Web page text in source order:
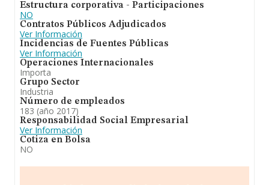
Estructura corporativa - Participaciones
NO
Contratos Públicos Adjudicados
Ver Información
Incidencias de Fuentes Públicas
Ver Información
Operaciones Internacionales
Importa
Grupo Sector
Industria
Número de empleados
183 (año 2017)
Responsabilidad Social Empresarial
Ver Información
Cotiza en Bolsa
NO